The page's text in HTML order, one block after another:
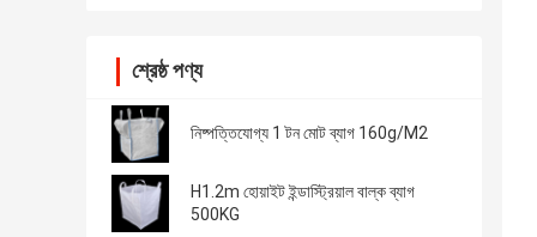
শ্রেষ্ঠ পণ্য
নিষ্পত্তিযোগ্য 1 টন মোট ব্যাগ 160g/M2
H1.2m হোয়াইট ইন্ডাস্ট্রিয়াল বাল্ক ব্যাগ
500KG